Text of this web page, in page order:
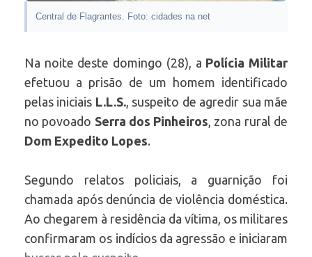
Central de Flagrantes. Foto: cidades na net
Na noite deste domingo (28), a Polícia Militar
efetuou a prisão de um homem identificado
pelas iniciais L.L.S., suspeito de agredir sua mãe
no povoado Serra dos Pinheiros, zona rural de
Dom Expedito Lopes.
Segundo relatos policiais, a guarnição foi
chamada após denúncia de violência doméstica.
Ao chegarem à residência da vítima, os militares
confirmaram os indícios da agressão e iniciaram